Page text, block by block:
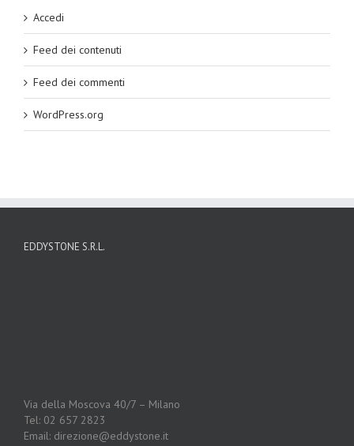
Accedi
Feed dei contenuti
Feed dei commenti
WordPress.org
EDDYSTONE S.R.L.
Via della Moscova 40/7 – Milano
Tel: 02 657 2823
Email: direzione@eddystone.it